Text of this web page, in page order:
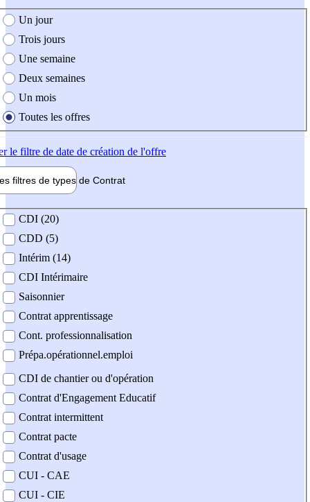
création de l'offre
Un jour
Trois jours
Une semaine
Deux semaines
Un mois
Toutes les offres
le filtre de date de création de l'offre
filtres de types de Contrat
contrat
CDI (20)
CDD (5)
Intérim (14)
CDI Intérimaire
Saisonnier
Contrat apprentissage
Cont. professionnalisation
Prépa.opérationnel.emploi
CDI de chantier ou d'opération
Contrat d'Engagement Educatif
Contrat intermittent
Contrat pacte
Contrat d'usage
CUI - CAE
CUI - CIE